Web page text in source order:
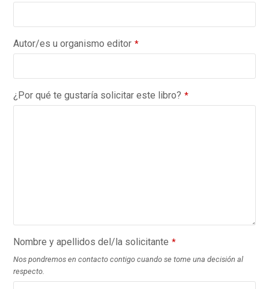
Autor/es u organismo editor *
¿Por qué te gustaría solicitar este libro? *
Nombre y apellidos del/la solicitante *
Nos pondremos en contacto contigo cuando se tome una decisión al
respecto.